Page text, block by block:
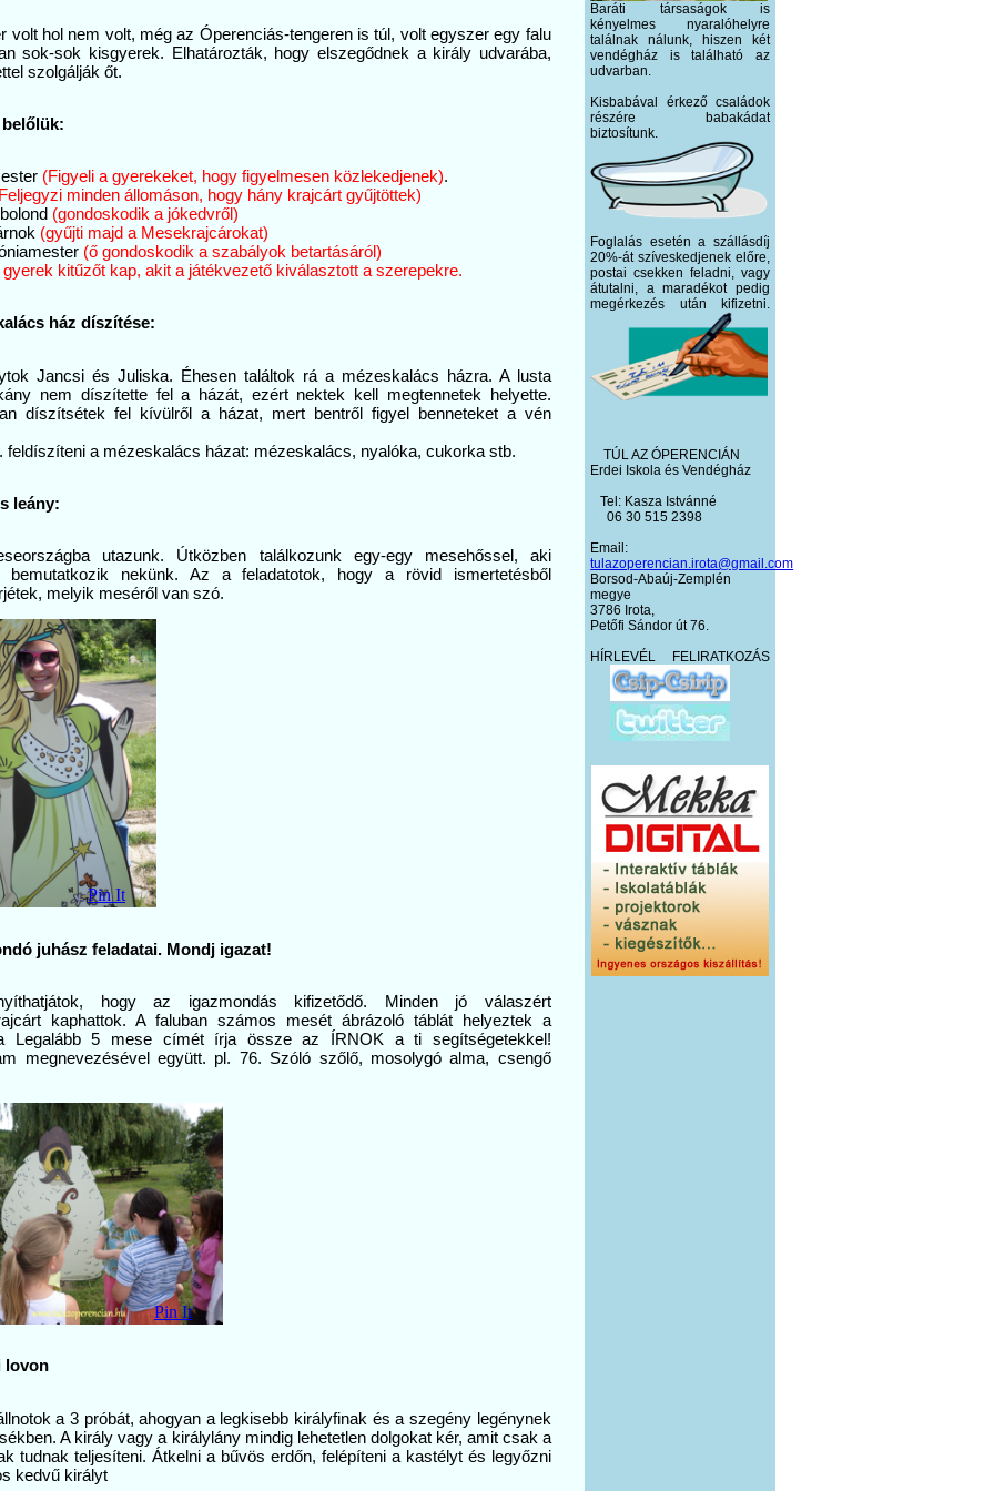
volt hol nem volt, még az Óperenciás-tengeren is túl, volt egyszer egy falu
sok-sok kisgyerek. Elhatározták, hogy elszegődnek a király udvarába,
szolgálják őt.
(Figyeli a gyerekeket, hogy figyelmesen közlekedjenek).
minden állomáson, hogy hány krajcárt gyűjtöttek)
(gondoskodik a jókedvről)
(gyűjti majd a Mesekrajcárokat)
(ő gondoskodik a szabályok betartásáról)
gyerek kitűzőt kap, akit a játékvezető kiválasztott a szerepekre.
ház díszítése:
Jancsi és Juliska. Éhesen találtok rá a mézeskalács házra. A lusta
nem díszítette fel a házát, ezért nektek kell megtennetek helyette.
díszítsétek fel kívülről a házat, mert bentről figyel benneteket a vén
feldíszíteni a mézeskalács házat: mézeskalács, nyalóka, cukorka stb.
leány:
utazunk. Útközben találkozunk egy-egy mesehőssel, aki
bemutatkozik nekünk. Az a feladatotok, hogy a rövid ismertetésből
melyik meséről van szó.
Pin It
juhász feladatai. Mondj igazat!
hogy az igazmondás kifizetődő. Minden jó válaszért
kaphattok. A faluban számos mesét ábrázoló táblát helyeztek a
Legalább 5 mese címét írja össze az ÍRNOK a ti segítségetekkel!
megnevezésével együtt. pl. 76. Szóló szőlő, mosolygó alma, csengő
Pin It
lovon
a 3 próbát, ahogyan a legkisebb királyfinak és a szegény legénynek
A király vagy a királylány mindig lehetetlen dolgokat kér, amit csak a
tudnak teljesíteni. Átkelni a bűvös erdőn, felépíteni a kastélyt és legyőzni
kedvű királyt
Baráti társaságok is
kényelmes nyaralóhelyre
találnak nálunk, hiszen két
vendégház is található az
udvarban.
Kisbabával érkező családok
részére babakádat
biztosítunk.
Foglalás esetén a szállásdíj
20%-át szíveskedjenek előre,
postai csekken feladni, vagy
átutalni, a maradékot pedig
megérkezés után kifizetni.
TÚL AZ ÓPERENCIÁN
Erdei Iskola és Vendégház
Tel: Kasza Istvánné
06 30 515 2398
Email:
tulazoperencian.irota@gmail.com
Borsod-Abaúj-Zemplén
megye
3786 Irota,
Petőfi Sándor út 76.
HÍRLEVÉL FELIRATKOZÁS